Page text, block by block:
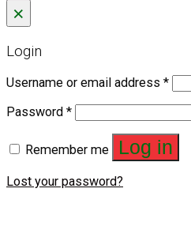
×
Login
Username or email address *
Password *
Remember me Log in
Lost your password?